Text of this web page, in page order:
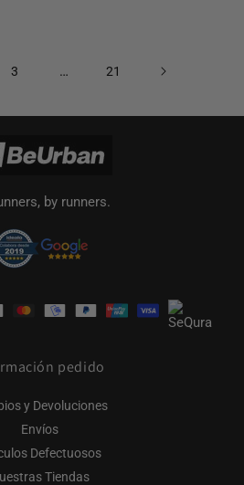
3 … 21
by runners.
pedido
y Devoluciones
Envíos
Defectuosos
Tiendas